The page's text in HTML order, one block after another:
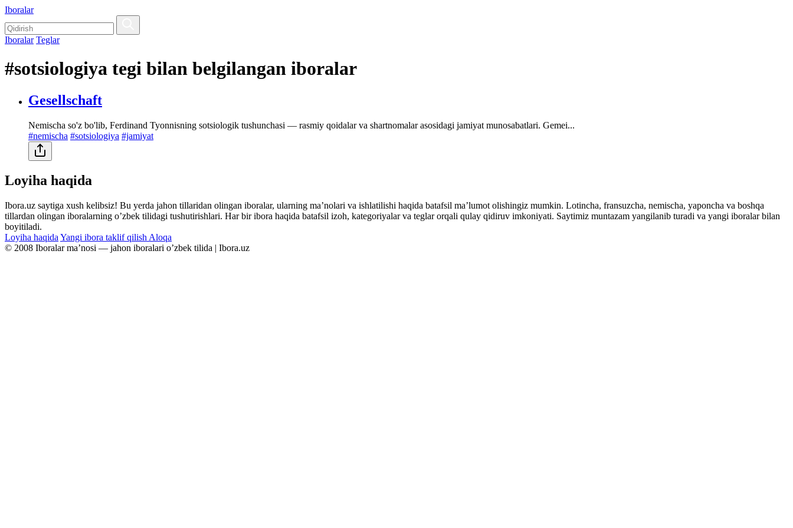
Iboralar
Iboralar Teglar
#sotsiologiya tegi bilan belgilangan iboralar
Gesellschaft
Nemischa so'z bo'lib, Ferdinand Tyonnisning sotsiologik tushunchasi — rasmiy qoidalar va shartnomalar asosidagi jamiyat munosabatlari. Gemei...
#nemischa #sotsiologiya #jamiyat
Loyiha haqida
Ibora.uz saytiga xush kelibsiz! Bu yerda jahon tillaridan olingan iboralar, ularning maʼnolari va ishlatilishi haqida batafsil maʼlumot olishingiz mumkin. Lotincha, fransuzcha, nemischa, yaponcha va boshqa
tillardan olingan iboralarning oʼzbek tilidagi tushutirishlari. Har bir ibora haqida batafsil izoh, kategoriyalar va teglar orqali qulay qidiruv imkoniyati. Saytimiz muntazam yangilanib turadi va yangi iboralar bilan
boyitiladi.
Loyiha haqida Yangi ibora taklif qilish Aloqa
© 2008 Iboralar maʼnosi — jahon iboralari oʼzbek tilida | Ibora.uz